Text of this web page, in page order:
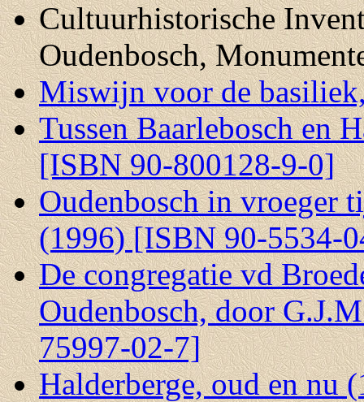
Cultuurhistorische
Oudenbosch,
Miswijn voor de
Tussen Baarlebosch en
[ISBN 90-800128-9-0]
Oudenbosch in vroeger
(1996) [ISBN 90-5534-
De congregatie vd
Oudenbosch, door
75997-02-7]
Halderberge, oud en nu